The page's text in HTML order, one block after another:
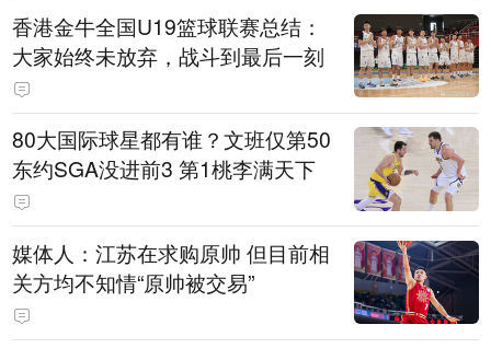
香港金牛全国U19篮球联赛总结：
大家始终未放弃，战斗到最后一刻
80大国际球星都有谁？文班仅第50
东约SGA没进前3 第1桃李满天下
媒体人：江苏在求购原帅 但目前相
关方均不知情“原帅被交易”